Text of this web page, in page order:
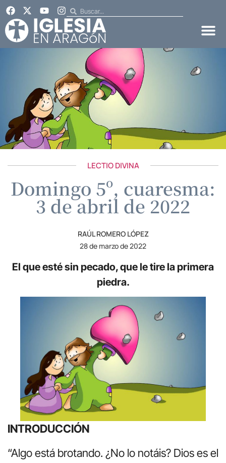
LECTIO DIVINA
Domingo 5º, cuaresma:
3 de abril de 2022
RAÚL ROMERO LÓPEZ
28 de marzo de 2022
El que esté sin pecado, que le tire la primera
piedra.
INTRODUCCIÓN
“Algo está brotando. ¿No lo notáis? Dios es el